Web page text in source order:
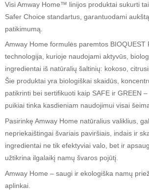
Visi Amway Home™ linijos produktai sukurti
Safer Choice standartus, garantuodami
patikimumą.
Amway Home formulės paremtos
technologija, kurioje naudojami aktyvūs,
ingredientai iš natūralių šaltinių: kokoso,
Šie produktai yra biologiškai skaidūs,
patikrinti bei sertifikuoti kaip SAFE ir GREEN
puikiai tinka kasdieniam naudojimui visai
Pasirinkę Amway Home natūralius valiklius,
nepriekaištingai švariais paviršiais, indais ir
ingredientai ne tik efektyviai valo, bet ir
užtikrina ilgalaikį namų švaros pojūtį.
Amway Home – saugi ir ekologiška namų
aplinkai.